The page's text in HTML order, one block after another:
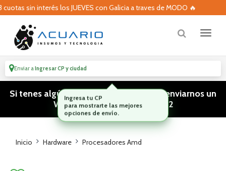
sin interés los JUEVES con Galicia a traves de MODO 🔥
Enviar aIngresar CP y ciudad
Si tenes algún tipo de consulta podes enviarnos un
WhatsApp! (011) 15 5386 3812
Inicio Hardware Procesadores Amd